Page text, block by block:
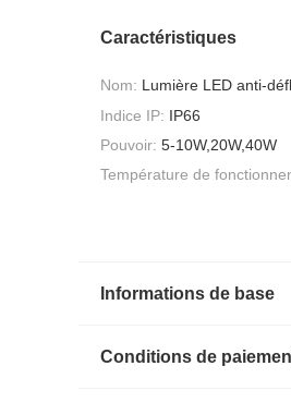
Caractéristiques
Nom: Lumière LED anti-
Indice IP: IP66
Pouvoir: 5-10W,20W,40W
Température de
Informations de base
Conditions de